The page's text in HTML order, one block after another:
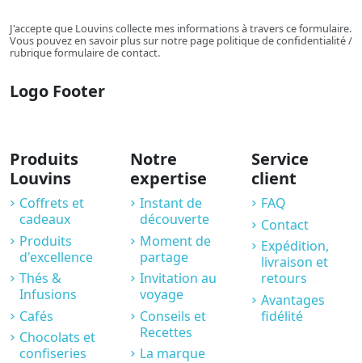
J'accepte que Louvins collecte mes informations à travers ce formulaire.
Vous pouvez en savoir plus sur notre page politique de confidentialité /
rubrique formulaire de contact.
Logo Footer
Produits
Louvins
Coffrets et
cadeaux
Produits
d'excellence
Thés &
Infusions
Cafés
Chocolats et
confiseries
Notre
expertise
Instant de
découverte
Moment de
partage
Invitation au
voyage
Conseils et
Recettes
La marque
Service
client
FAQ
Contact
Expédition,
livraison et
retours
Avantages
fidélité